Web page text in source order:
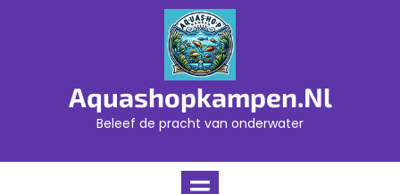
Aquashopkampen.nl
Beleef de pracht van onderwater
Open